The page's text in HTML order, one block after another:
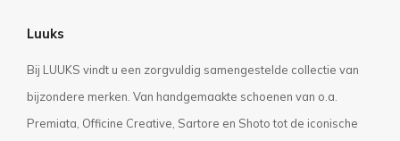
Luuks
Bij LUUKS vindt u een zorgvuldig samengestelde collectie van
bijzondere merken. Van handgemaakte schoenen van o.a.
Premiata, Officine Creative, Sartore en Shoto tot de iconische